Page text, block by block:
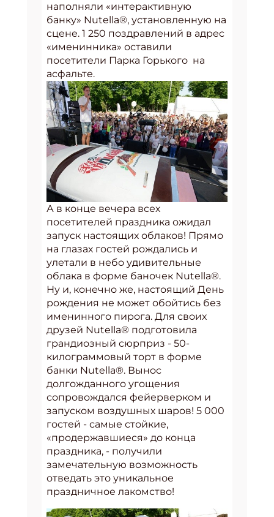
наполняли «интерактивную
банку» Nutella®, установленную на
сцене. 1 250 поздравлений в адрес
«именинника» оставили
посетители Парка Горького на
асфальте.
А в конце вечера всех
посетителей праздника ожидал
запуск настоящих облаков! Прямо
на глазах гостей рождались и
улетали в небо удивительные
облака в форме баночек Nutella®.
Ну и, конечно же, настоящий День
рождения не может обойтись без
именинного пирога. Для своих
друзей Nutella® подготовила
грандиозный сюрприз - 50-
килограммовый торт в форме
банки Nutella®. Вынос
долгожданного угощения
сопровождался фейерверком и
запуском воздушных шаров! 5 000
гостей - самые стойкие,
«продержавшиеся» до конца
праздника, - получили
замечательную возможность
отведать это уникальное
праздничное лакомство!